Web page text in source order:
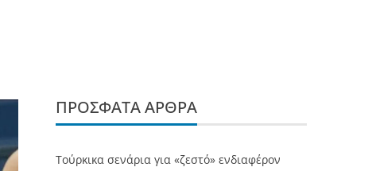
ΠΡΌΣΦΑΤΑ ΆΡΘΡΑ
Τούρκικα σενάρια για «ζεστό» ενδιαφέρον